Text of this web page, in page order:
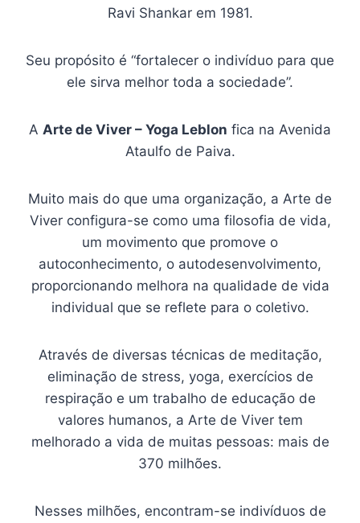
Ravi Shankar em 1981.
Seu propósito é “fortalecer o indivíduo para que
ele sirva melhor toda a sociedade”.
A Arte de Viver – Yoga Leblon fica na Avenida
Ataulfo de Paiva.
Muito mais do que uma organização, a Arte de
Viver configura-se como uma filosofia de vida,
um movimento que promove o
autoconhecimento, o autodesenvolvimento,
proporcionando melhora na qualidade de vida
individual que se reflete para o coletivo.
Através de diversas técnicas de meditação,
eliminação de stress, yoga, exercícios de
respiração e um trabalho de educação de
valores humanos, a Arte de Viver tem
melhorado a vida de muitas pessoas: mais de
370 milhões.
Nesses milhões, encontram-se indivíduos de